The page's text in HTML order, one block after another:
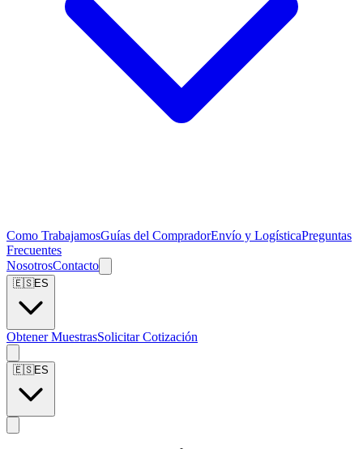
Como TrabajamosGuías del CompradorEnvío y LogísticaPreguntas
Frecuentes
NosotrosContacto
🇪🇸ES
Obtener MuestrasSolicitar Cotización
🇪🇸ES